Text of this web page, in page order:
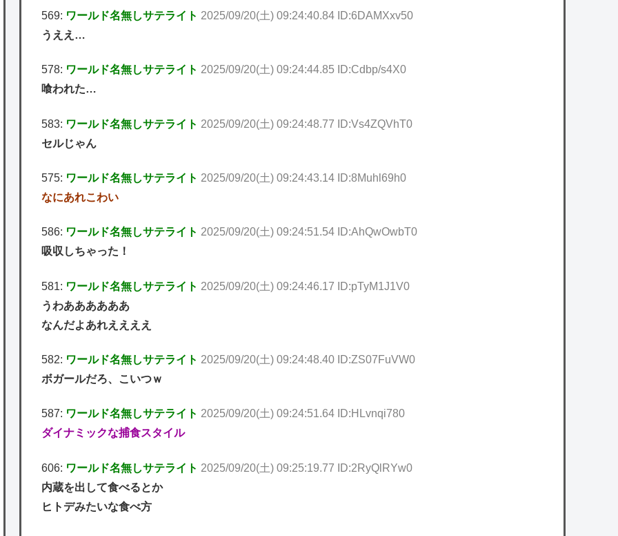
569: ワールド名無しサテライト 2025/09/20(土) 09:24:40.84 ID:6DAMXxv50
うええ…
578: ワールド名無しサテライト 2025/09/20(土) 09:24:44.85 ID:Cdbp/s4X0
喰われた…
583: ワールド名無しサテライト 2025/09/20(土) 09:24:48.77 ID:Vs4ZQVhT0
セルじゃん
575: ワールド名無しサテライト 2025/09/20(土) 09:24:43.14 ID:8Muhl69h0
なにあれこわい
586: ワールド名無しサテライト 2025/09/20(土) 09:24:51.54 ID:AhQwOwbT0
吸収しちゃった！
581: ワールド名無しサテライト 2025/09/20(土) 09:24:46.17 ID:pTyM1J1V0
うわああああああ
なんだよあれええええ
582: ワールド名無しサテライト 2025/09/20(土) 09:24:48.40 ID:ZS07FuVW0
ボガールだろ、こいつｗ
587: ワールド名無しサテライト 2025/09/20(土) 09:24:51.64 ID:HLvnqi780
ダイナミックな捕食スタイル
606: ワールド名無しサテライト 2025/09/20(土) 09:25:19.77 ID:2RyQlRYw0
内蔵を出して食べるとか
ヒトデみたいな食べ方